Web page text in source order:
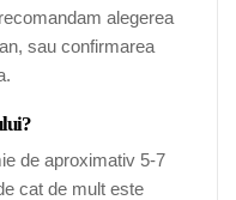
alegerea
sau confirmarea
de aproximativ 5-7
cat de mult este